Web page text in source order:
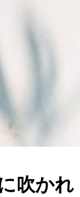
吹かれ